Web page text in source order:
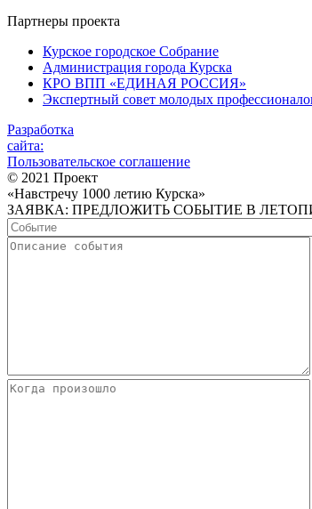
Партнеры проекта
Курское городское Собрание
Администрация города Курска
КРО ВПП «ЕДИНАЯ РОССИЯ»
Экспертный совет молодых
Разработка
сайта:
Пользовательское соглашение
© 2021 Проект
«Навстречу 1000 летию Курска»
ЗАЯВКА: ПРЕДЛОЖИТЬ СОБЫТИЕ В